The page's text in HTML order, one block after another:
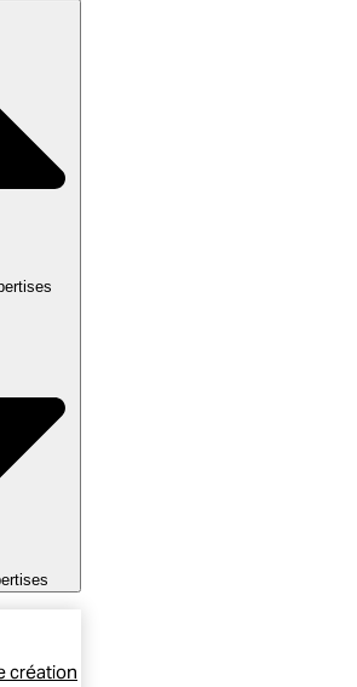
création